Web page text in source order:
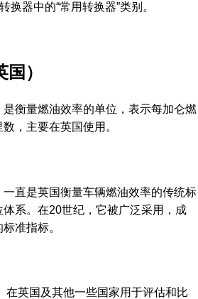
换器中的“常用转换器”类别。
）
衡量燃油效率的单位，表示每加仑燃
，主要在英国使用。
直是英国衡量车辆燃油效率的传统标
系。在20世纪，它被广泛采用，成
准指标。
在英国及其他一些国家用于评估和比